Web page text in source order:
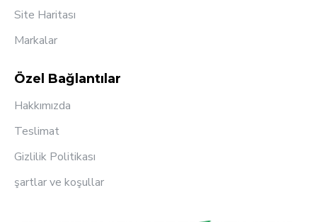
Site Haritası
Markalar
Özel Bağlantılar
Hakkımızda
Teslimat
Gizlilik Politikası
şartlar ve koşullar